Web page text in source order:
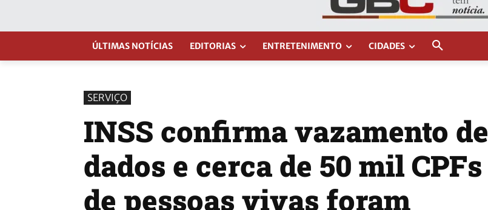
ÚLTIMAS NOTÍCIAS EDITORIAS ENTRETENIMENTO CIDADES
SERVIÇO
INSS confirma vazamento de
dados e cerca de 50 mil CPFs
de pessoas vivas foram